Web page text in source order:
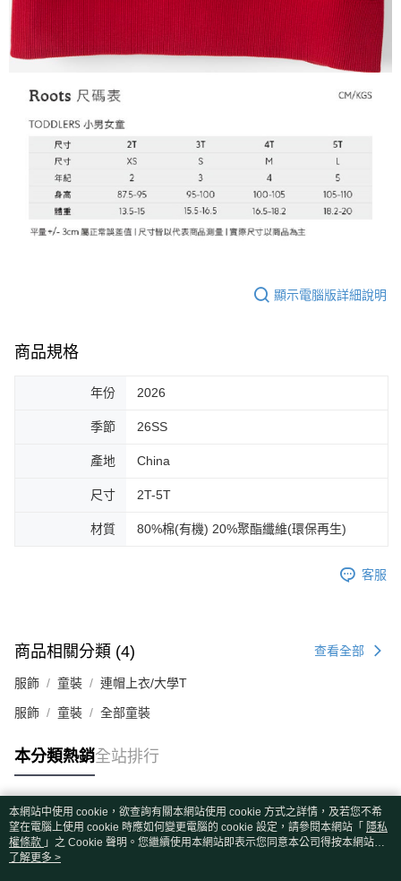
顯示電腦版詳細說明
商品規格
年份 2026
季節 26SS
產地 China
尺寸 2T-5T
材質 80%棉(有機) 20%聚酯纖維(環保再生)
客服
商品相關分類 (4) 查看全部
服飾 童裝 連帽上衣/大學T
服飾 童裝 全部童裝
本分類熱銷全站排行
熱門標籤
本網站中使用 cookie，欲查詢有關本網站使用 cookie 方式之詳情，及若您不希
望在電腦上使用 cookie 時應如何變更電腦的 cookie 設定，請參閱本網站「 隱私
權條款 」之 Cookie 聲明。您繼續使用本網站即表示您同意本公司得按本網站使
用條款之 Cookie 聲明使用 cookie。
了解更多 >